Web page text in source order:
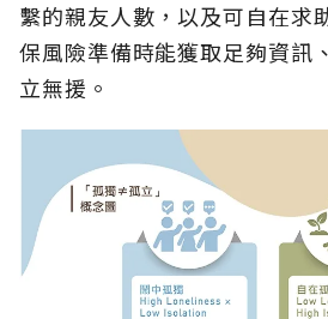
繫的親友人數，以及可自在求
保風險準備時能獲取足夠資訊
立無援。